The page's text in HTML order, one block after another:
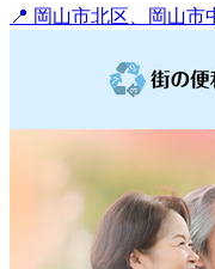
📍 岡山市北区、岡山市